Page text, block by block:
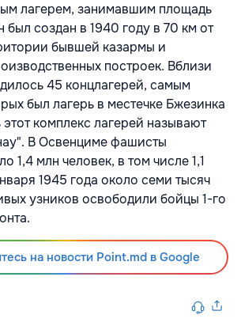
лагерем, занимавшим площадь
создан в 1940 году в 70 км от
бывшей казармы и
построек. Вблизи
45 концлагерей, самым
был лагерь в местечке Бжезинка
комплекс лагерей называют
В Освенциме фашисты
1,4 млн человек, в том числе 1,1
1945 года около семи тысяч
узников освободили бойцы 1-го
на новости Point.md в Google